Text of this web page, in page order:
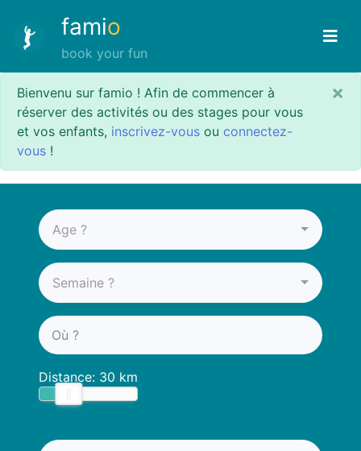
famio
book your fun
Bienvenu sur famio ! Afin de commencer à
réserver des activités ou des stages pour vous
et vos enfants, inscrivez-vous ou connectez-
vous !
×
Age ?
Semaine ?
Distance: 30 km